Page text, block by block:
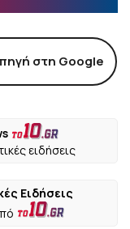
στη Google
ειδήσεις
Ειδήσεις